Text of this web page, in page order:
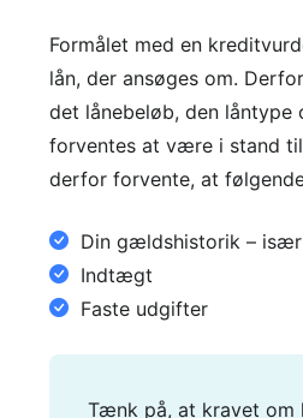
Formålet med en
lån, der ansøges om.
det lånebeløb, den
forventes at være i stand
derfor forvente, at
Din gældshistorik –
Indtægt
Faste udgifter
Tænk på, at kravet om